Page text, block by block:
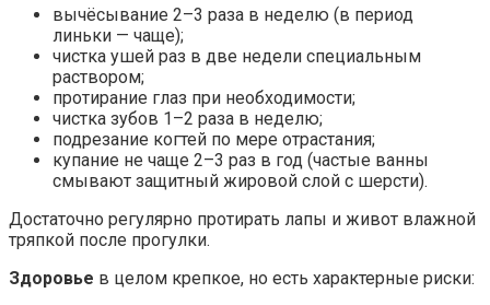
вычёсывание 2–3 раза в неделю (в период
линьки — чаще);
чистка ушей раз в две недели специальным
раствором;
протирание глаз при необходимости;
чистка зубов 1–2 раза в неделю;
подрезание когтей по мере отрастания;
купание не чаще 2–3 раз в год (частые ванны
смывают защитный жировой слой с шерсти).
Достаточно регулярно протирать лапы и живот влажной
тряпкой после прогулки.
Здоровье в целом крепкое, но есть характерные риски: